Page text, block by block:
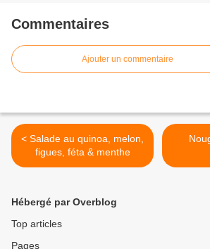
Commentaires
Ajouter un commentaire
< Salade au quinoa, melon,
figues, féta & menthe
Hébergé par Overblog
Top articles
Pages